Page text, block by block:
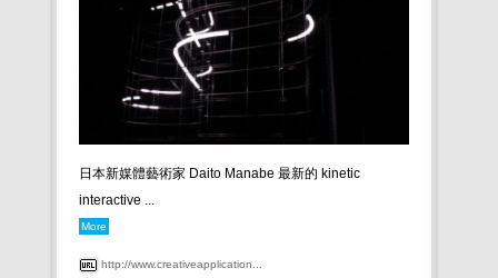
日本新媒體藝術家 Daito Manabe 最新的 kinetic
interactive ...
More
http://www.creativeapplication...